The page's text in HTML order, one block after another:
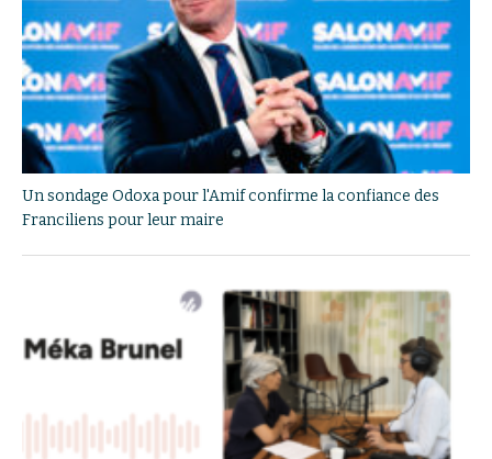
Un sondage Odoxa pour l'Amif confirme la confiance des
Franciliens pour leur maire